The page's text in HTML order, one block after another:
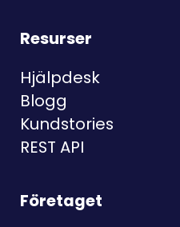
Resurser
Hjälpdesk
Blogg
Kundstories
REST API
Företaget